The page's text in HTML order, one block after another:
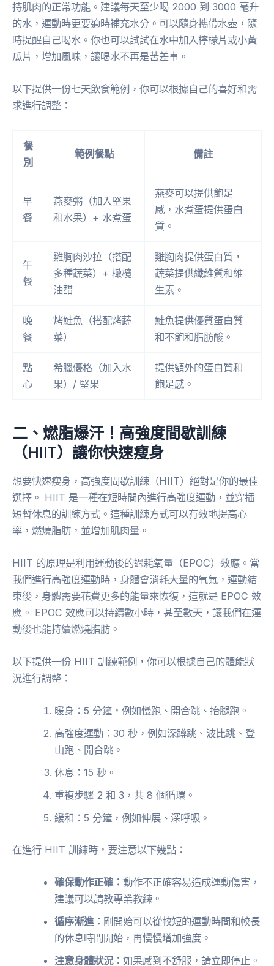
持肌肉的正常功能。建議每天至少喝 2000 到 3000 毫升
的水，運動時更要適時補充水分。可以隨身攜帶水壺，隨
時提醒自己喝水。你也可以試試在水中加入檸檬片或小黃
瓜片，增加風味，讓喝水不再是苦差事。
以下提供一份七天飲食範例，你可以根據自己的喜好和需
求進行調整：
餐
別
範例餐點 備註
早
餐
燕麥粥（加入堅果
和水果）+ 水煮蛋
燕麥可以提供飽足
感，水煮蛋提供蛋白
質。
午
餐
雞胸肉沙拉（搭配
多種蔬菜）+ 橄欖
油醋
雞胸肉提供蛋白質，
蔬菜提供纖維質和維
生素。
晚
餐
烤鮭魚（搭配烤蔬
菜）
鮭魚提供優質蛋白質
和不飽和脂肪酸。
點
心
希臘優格（加入水
果）/ 堅果
提供額外的蛋白質和
飽足感。
二、燃脂爆汗！高強度間歇訓練
（HIIT）讓你快速瘦身
想要快速瘦身，高強度間歇訓練（HIIT）絕對是你的最佳
選擇。 HIIT 是一種在短時間內進行高強度運動，並穿插
短暫休息的訓練方式。這種訓練方式可以有效地提高心
率，燃燒脂肪，並增加肌肉量。
HIIT 的原理是利用運動後的過耗氧量（EPOC）效應。當
我們進行高強度運動時，身體會消耗大量的氧氣，運動結
束後，身體需要花費更多的能量來恢復，這就是 EPOC 效
應。 EPOC 效應可以持續數小時，甚至數天，讓我們在運
動後也能持續燃燒脂肪。
以下提供一份 HIIT 訓練範例，你可以根據自己的體能狀
況進行調整：
暖身：5 分鐘，例如慢跑、開合跳、抬腿跑。
高強度運動：30 秒，例如深蹲跳、波比跳、登
山跑、開合跳。
休息：15 秒。
重複步驟 2 和 3，共 8 個循環。
緩和：5 分鐘，例如伸展、深呼吸。
在進行 HIIT 訓練時，要注意以下幾點：
確保動作正確：動作不正確容易造成運動傷害，
建議可以請教專業教練。
循序漸進： 剛開始可以從較短的運動時間和較長
的休息時間開始，再慢慢增加強度。
注意身體狀況：如果感到不舒服，請立即停止。